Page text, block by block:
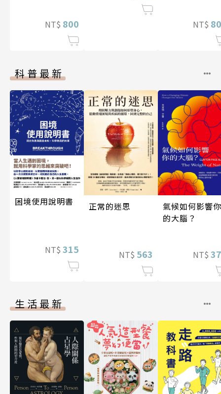
NT$ 800 NT$
科普最新
困境使用說明書
NT$ 315
正常的迷思
NT$ 563
氣候如何影響你
的大腦？
NT$
生活最新